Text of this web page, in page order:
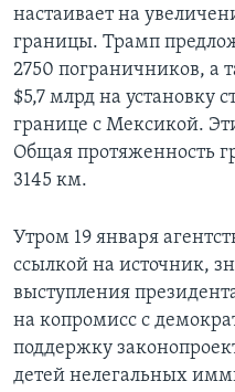
настаивает на
границы. Трамп
2750 пограничников, а
$5,7 млрд на установку
границе с Мексикой.
Общая протяженность
3145 км.
Утром 19 января
ссылкой на источник,
выступления
на копромисс с
поддержку
детей нелегальных